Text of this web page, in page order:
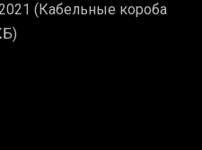
(Кабельные короба